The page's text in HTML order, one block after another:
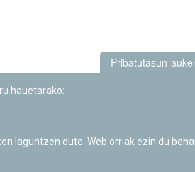
Pribatutasun-
hauetarako:
laguntzen dute. Web orriak ezin du